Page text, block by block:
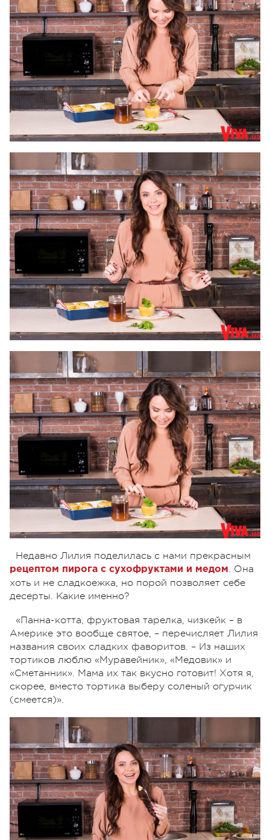
Недавно Лилия поделилась с нами прекрасным
рецептом пирога с сухофруктами и медом. Она
хоть и не сладкоежка, но порой позволяет себе
десерты. Какие именно?
«Панна-котта, фруктовая тарелка, чизкейк – в
Америке это вообще святое, – перечисляет Лилия
названия своих сладких фаворитов. – Из наших
тортиков люблю «Муравейник», «Медовик» и
«Сметанник». Мама их так вкусно готовит! Хотя я,
скорее, вместо тортика выберу соленый огурчик
(смеется)».